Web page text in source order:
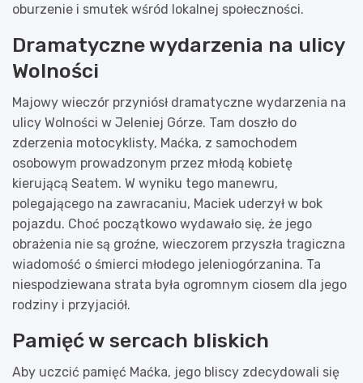
oburzenie i smutek wśród lokalnej społeczności.
Dramatyczne wydarzenia na ulicy
Wolności
Majowy wieczór przyniósł dramatyczne wydarzenia na
ulicy Wolności w Jeleniej Górze. Tam doszło do
zderzenia motocyklisty, Maćka, z samochodem
osobowym prowadzonym przez młodą kobietę
kierującą Seatem. W wyniku tego manewru,
polegającego na zawracaniu, Maciek uderzył w bok
pojazdu. Choć początkowo wydawało się, że jego
obrażenia nie są groźne, wieczorem przyszła tragiczna
wiadomość o śmierci młodego jeleniogórzanina. Ta
niespodziewana strata była ogromnym ciosem dla jego
rodziny i przyjaciół.
Pamięć w sercach bliskich
Aby uczcić pamięć Maćka, jego bliscy zdecydowali się